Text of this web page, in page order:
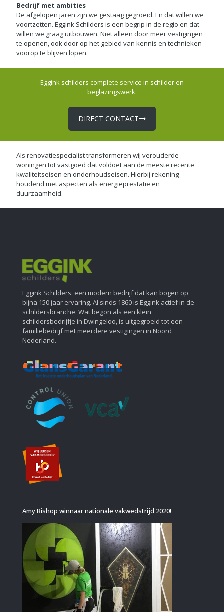
Bedrijf met ambities
De afgelopen jaren zijn we gestaag gegroeid. En dat willen we
voortzetten. Eggink Schilders is een begrip in de regio en dat
willen we graag uitbouwen. Niet alleen door meer vestigingen
te openen, ook door op het gebied van kennis en technieken
voorop te blijven lopen.
Eggink schilders complete service in schilder en
beglazingswerk.
DIRECT CONTACT
Als renovatiespecialist transformeren wij verouderde
woningen tot vastgoed dat voldoet aan de meeste recente
kwaliteitseisen en onderhoudseisen. Hierbij rekening
houdend met aspecten als energieprestatie en
duurzaamheid.
Eggink Schilders: een modern bedrijf dat kan bogen op
bijna 150 jaar ervaring. Al sinds 1860 is Eggink actief in de
schildersbranche. Wat begon als een klein
schildersbedrijfje in Dwingeloo, is uitgegroeid tot een
familiebedrijf met meerdere vestigingen in Noord
Nederland.
Amy Bishop winnaar nationale vakwedstrijd 2020!